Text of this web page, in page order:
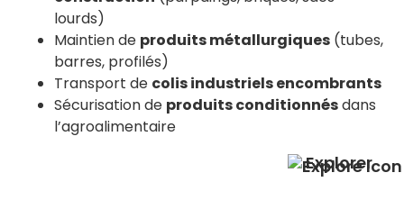
lourds)
Maintien de produits métallurgiques (tubes,
barres, profilés)
Transport de colis industriels encombrants
Sécurisation de produits conditionnésdans
l’agroalimentaire
Explorer